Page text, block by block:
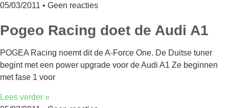
05/03/2011
Geen reacties
Pogeo Racing doet de Audi A1
POGEA Racing noemt dit de A-Force One. De Duitse tuner
begint met een power upgrade voor de Audi A1 Ze beginnen
met fase 1 voor
Lees verder »